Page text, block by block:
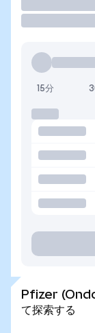
15分
Pfizer (Ondo
て探索する